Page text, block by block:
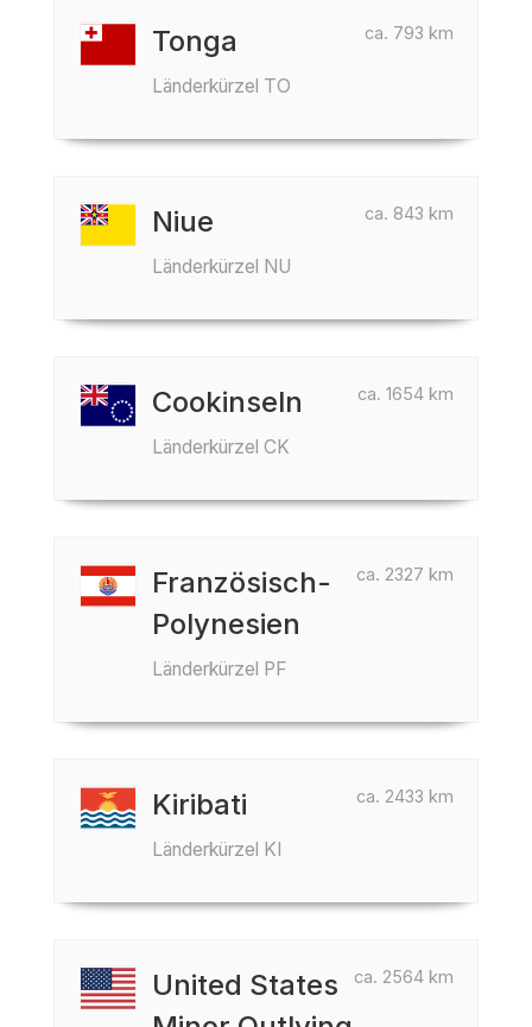
ca. 793 km
Tonga
Länderkürzel TO
ca. 843 km
Niue
Länderkürzel NU
ca. 1654 km
Cookinseln
Länderkürzel CK
ca. 2327 km
Französisch-
Polynesien
Länderkürzel PF
ca. 2433 km
Kiribati
Länderkürzel KI
ca. 2564 km
United States